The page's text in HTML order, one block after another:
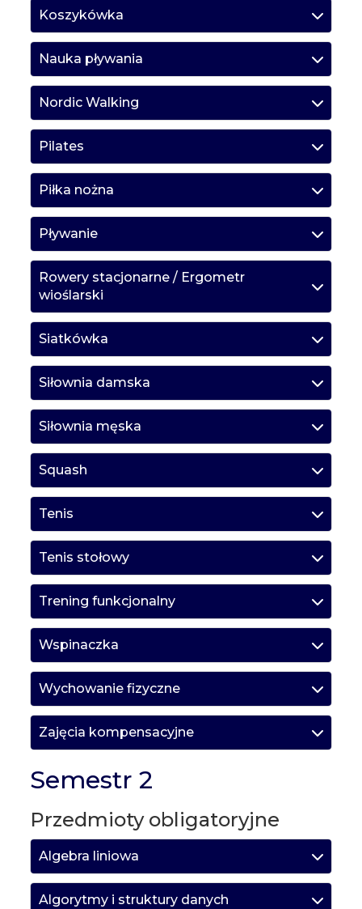
Koszykówka
Nauka pływania
Nordic Walking
Pilates
Piłka nożna
Pływanie
Rowery stacjonarne / Ergometr
wioślarski
Siatkówka
Siłownia damska
Siłownia męska
Squash
Tenis
Tenis stołowy
Trening funkcjonalny
Wspinaczka
Wychowanie fizyczne
Zajęcia kompensacyjne
Semestr 2
Przedmioty obligatoryjne
Algebra liniowa
Algorytmy i struktury danych